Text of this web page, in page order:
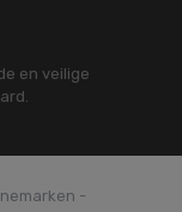
en veilige
-